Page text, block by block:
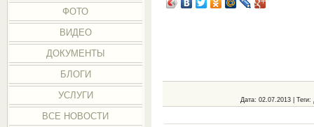
ФОТО
ВИДЕО
ДОКУМЕНТЫ
БЛОГИ
УСЛУГИ
ВСЕ НОВОСТИ
Дата: 02.07.2013 | Теги: